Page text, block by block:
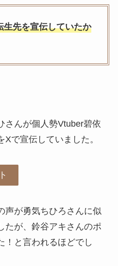
生先を宣伝していたか
さんが個人勢Vtuber碧依
で宣伝していました。
声が勇気ちひろさんに似
たが、鈴谷アキさんのポ
！と言われるほどでし